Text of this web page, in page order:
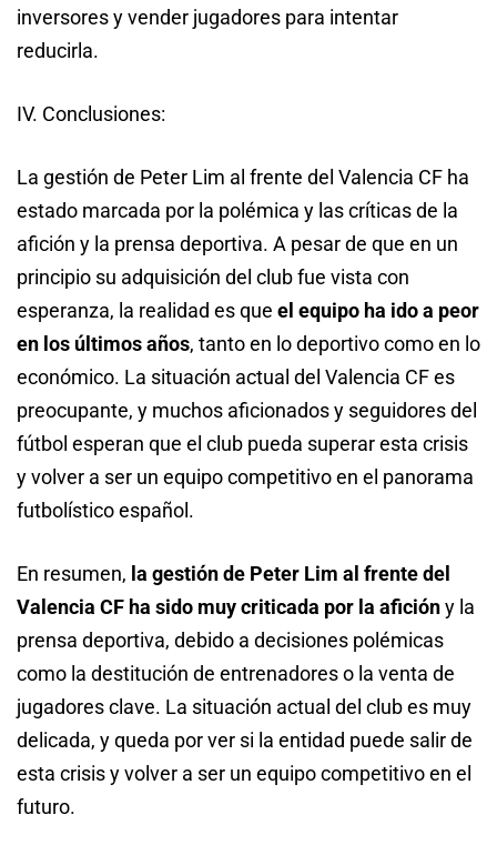
inversores y vender jugadores para intentar
reducirla.
IV. Conclusiones:
La gestión de Peter Lim al frente del Valencia CF ha
estado marcada por la polémica y las críticas de la
afición y la prensa deportiva. A pesar de que en un
principio su adquisición del club fue vista con
esperanza, la realidad es que el equipo ha ido a peor
en los últimos años, tanto en lo deportivo como en lo
económico. La situación actual del Valencia CF es
preocupante, y muchos aficionados y seguidores del
fútbol esperan que el club pueda superar esta crisis
y volver a ser un equipo competitivo en el panorama
futbolístico español.
En resumen, la gestión de Peter Lim al frente del
Valencia CF ha sido muy criticada por la aficióny la
prensa deportiva, debido a decisiones polémicas
como la destitución de entrenadores o la venta de
jugadores clave. La situación actual del club es muy
delicada, y queda por ver si la entidad puede salir de
esta crisis y volver a ser un equipo competitivo en el
futuro.